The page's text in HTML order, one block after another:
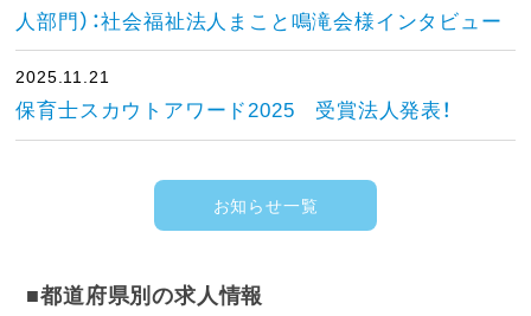
人部門）：社会福祉法人まこと鳴滝会様インタビュー
2025.11.21
保育士スカウトアワード2025 受賞法人発表！
お知らせ一覧
■都道府県別の求人情報